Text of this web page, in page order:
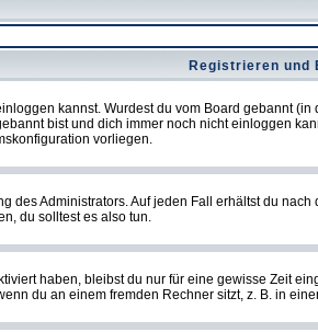
Registrieren und
kannst. Wurdest du vom Board gebannt
bist und dich immer noch nicht einloggen
vorliegen.
des Administrators. Auf jeden Fall erhältst du
du solltest es also tun.
haben, bleibst du nur für eine gewisse Zeit
du an einem fremden Rechner sitzt, z. B. in